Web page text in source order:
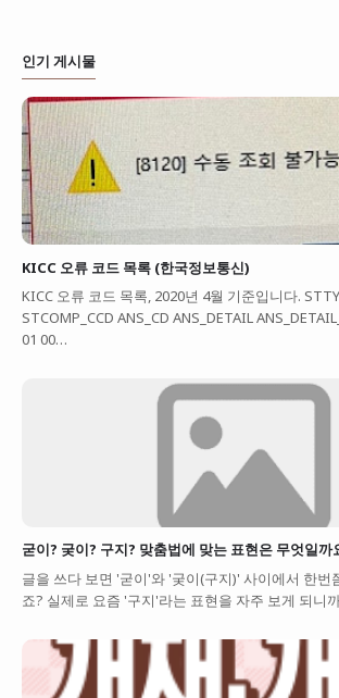
인기 게시물
KICC 오류 코드 목록 (한국정보통신)
KICC 오류 코드 목록, 2020년 4월 기준입니다.
STCOMP_CCD ANS_CD ANS_DETAIL
01 00…
굳이? 궂이? 구지? 맞춤법에 맞는 표현은 무엇일까
글을 쓰다 보면 '굳이'와 '궂이(구지)' 사이에서 한번
죠? 실제로 요즘 '구지'라는 표현을 자주 보게 되니